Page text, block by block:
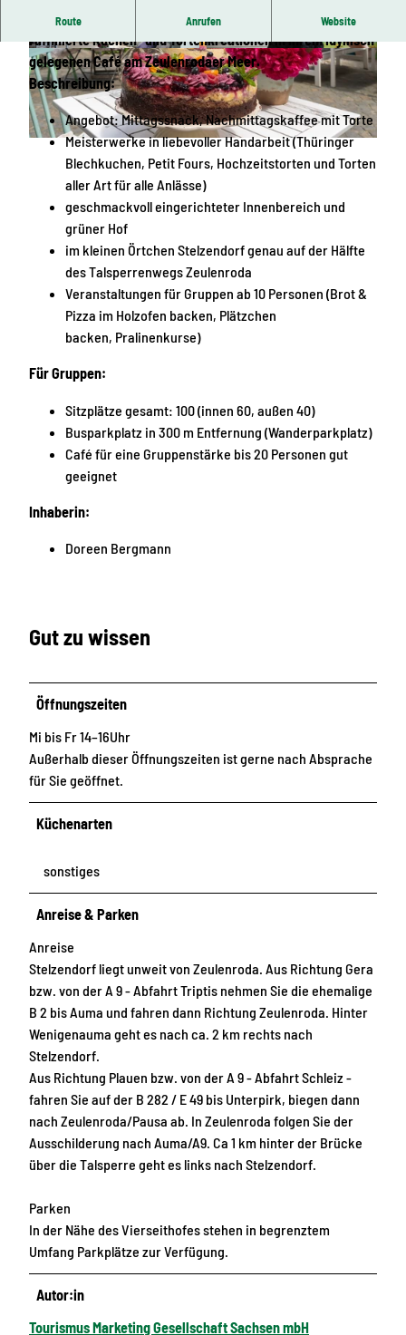
© Archiv TVV/S. Theilig |CC-BY-SA
© Archiv Patisserie Bergmann | KI-optimiert © Archiv Patisserie Bergmann |CC-BY-SA
Route Anrufen Website
Seit 2011 bäckt Doreen Bergmann mit Leidenschaft
raffinierte Kuchen- und Tortenkreationen in ihrem idyllisch
gelegenen Café am Zeulenrodaer Meer.
Beschreibung:
Angebot: Mittagssnack, Nachmittagskaffee mit Torte
Meisterwerke in liebevoller Handarbeit (Thüringer
Blechkuchen, Petit Fours, Hochzeitstorten und Torten
aller Art für alle Anlässe)
geschmackvoll eingerichteter Innenbereich und
grüner Hof
im kleinen Örtchen Stelzendorf genau auf der Hälfte
des Talsperrenwegs Zeulenroda
Veranstaltungen für Gruppen ab 10 Personen (Brot &
Pizza im Holzofen backen, Plätzchen
backen, Pralinenkurse)
Für Gruppen:
Sitzplätze gesamt: 100 (innen 60, außen 40)
Busparkplatz in 300 m Entfernung (Wanderparkplatz)
Café für eine Gruppenstärke bis 20 Personen gut
geeignet
Inhaberin:
Doreen Bergmann
Gut zu wissen
Öffnungszeiten
Mi bis Fr 14–16Uhr
Außerhalb dieser Öffnungszeiten ist gerne nach Absprache
für Sie geöffnet.
Küchenarten
sonstiges
Anreise & Parken
Anreise
Stelzendorf liegt unweit von Zeulenroda. Aus Richtung Gera
bzw. von der A 9 - Abfahrt Triptis nehmen Sie die ehemalige
B 2 bis Auma und fahren dann Richtung Zeulenroda. Hinter
Wenigenauma geht es nach ca. 2 km rechts nach
Stelzendorf.
Aus Richtung Plauen bzw. von der A 9 - Abfahrt Schleiz -
fahren Sie auf der B 282 / E 49 bis Unterpirk, biegen dann
nach Zeulenroda/Pausa ab. In Zeulenroda folgen Sie der
Ausschilderung nach Auma/A9. Ca 1 km hinter der Brücke
über die Talsperre geht es links nach Stelzendorf.
Parken
In der Nähe des Vierseithofes stehen in begrenztem
Umfang Parkplätze zur Verfügung.
Autor:in
Tourismus Marketing Gesellschaft Sachsen mbH